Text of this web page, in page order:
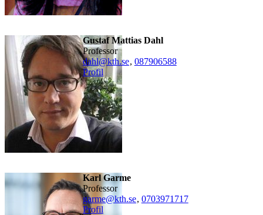
Gustaf Mattias Dahl
professor
dahl@kth.se, 087906588
Profil
Karl Garme
professor
garme@kth.se, 0703971717
Profil